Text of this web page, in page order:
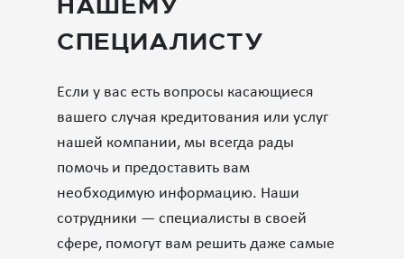
специалисту
Если у вас есть вопросы касающиеся
вашего случая кредитования или услуг
нашей компании, мы всегда рады
помочь и предоставить вам
необходимую информацию. Наши
сотрудники — специалисты в своей
сфере, помогут вам решить даже самые